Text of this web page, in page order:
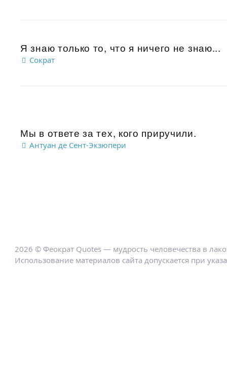
Я знаю только то, что я ничего не знаю...
Сократ
Мы в ответе за тех, кого приручили.
Антуан де Сент-Экзюпери
2026 © Феократ Quotes — мудрость человечества в
Использование материалов сайта допускается при